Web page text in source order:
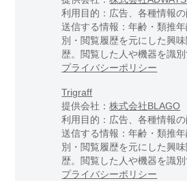
利用目的：広告、各種情報
送信する情報：年齢・類推
別・閲覧履歴を元にした興
歴。閲覧した人や機器を識別
プライバシーポリシー
Trigraff
提供会社：株式会社BLAGO
利用目的：広告、各種情報
送信する情報：年齢・類推
別・閲覧履歴を元にした興
歴。閲覧した人や機器を識別
プライバシーポリシー